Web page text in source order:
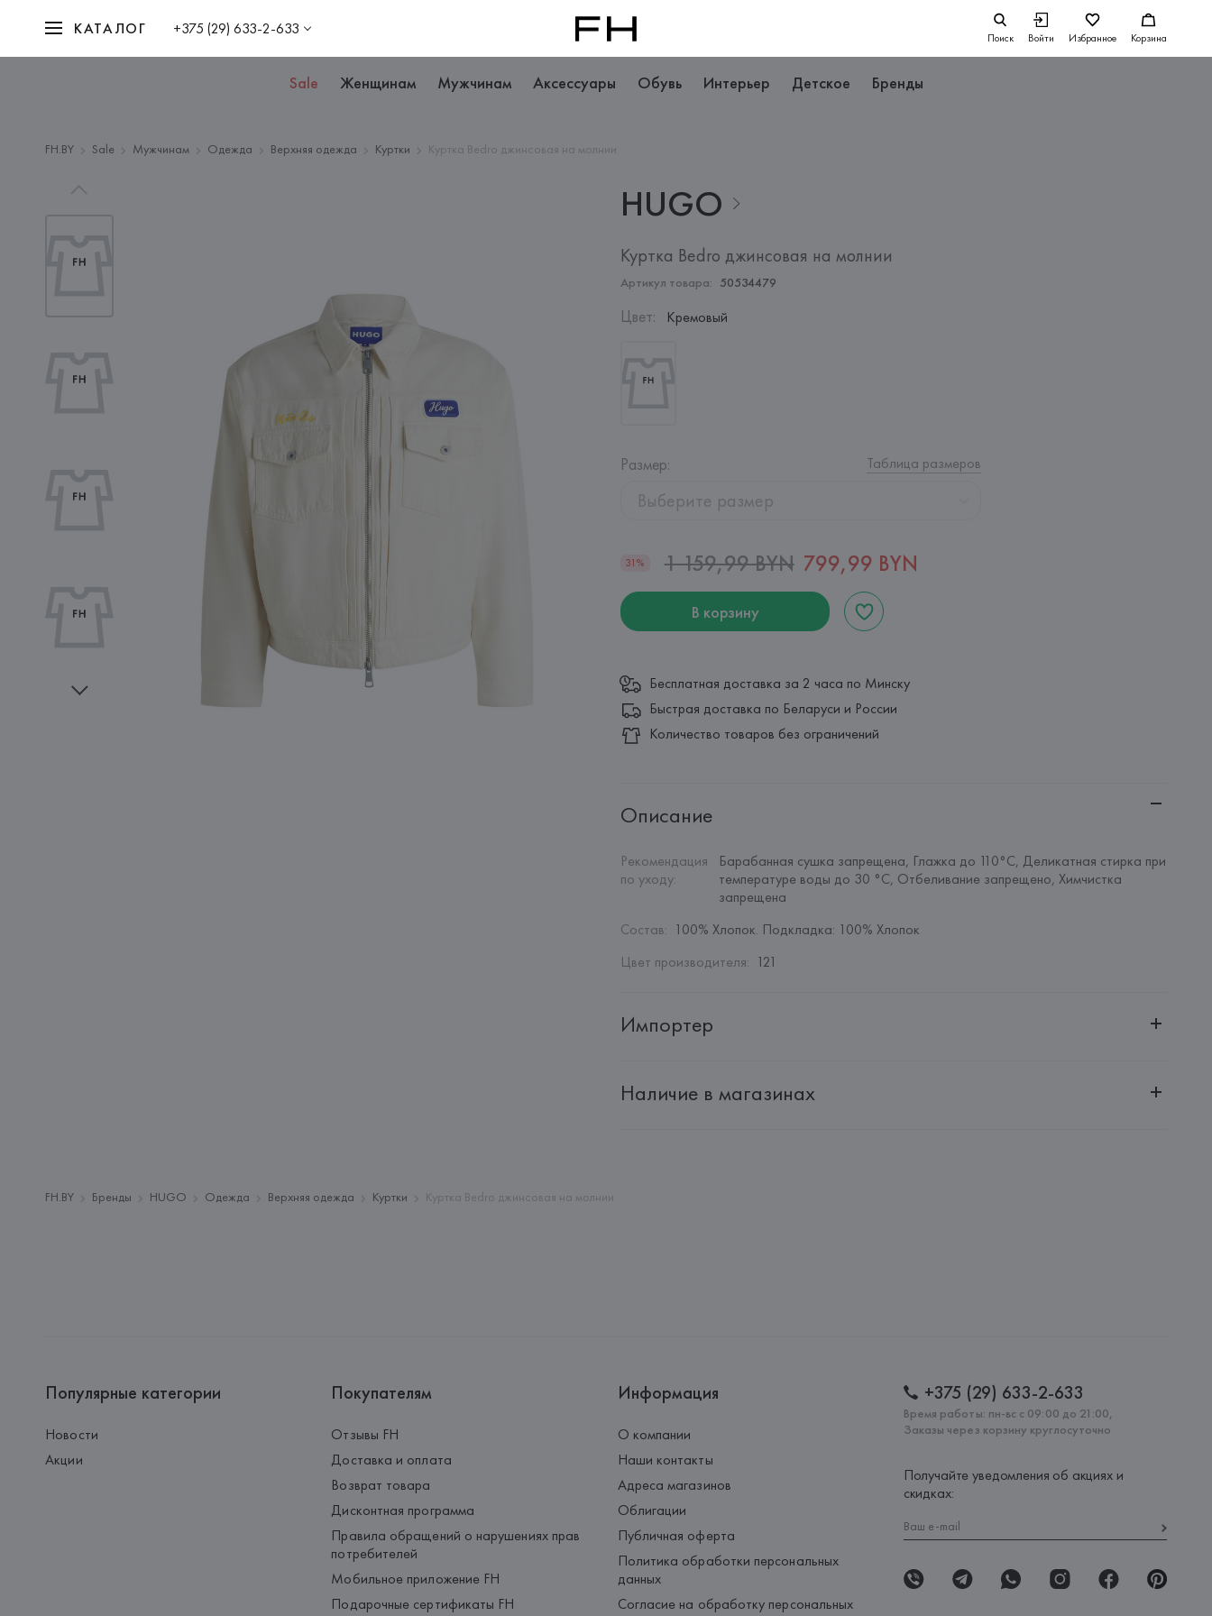
КАТАЛОГ +375 (29) 633-2-633 Поиск Войти Избранное Корзина
Sale Женщинам Мужчинам Аксессуары Обувь Интерьер Детское Бренды
FH.BY Sale Мужчинам Одежда Верхняя одежда Куртки Куртка Bedro джинсовая на молнии
HUGO
Куртка Bedro джинсовая на молнии
Артикул товара: 50534479
Цвет: Кремовый
Размер: Таблица размеров
Выберите размер
31% 1 159,99 BYN 799,99 BYN
В корзину
Бесплатная доставка за 2 часа по Минску
Быстрая доставка по Беларуси и России
Количество товаров без ограничений
Описание
Рекомендация
по уходу:
Барабанная сушка запрещена, Глажка до 110°C, Деликатная стирка при
температуре воды до 30 °C, Отбеливание запрещено, Химчистка
запрещена
Состав: 100% Хлопок. Подкладка: 100% Хлопок
Цвет производителя: 121
Импортер
Адрес: Республика Беларусь, 220051, г. Минск, ул. Рафиева, д. 64, помещение 2-27
Наличие в магазинах
FH.BY Бренды HUGO Одежда Верхняя одежда Куртки Куртка Bedro джинсовая на молнии
Популярные категории
Новости
Акции
Покупателям
Отзывы FH
Доставка и оплата
Возврат товара
Дисконтная программа
Правила обращений о нарушениях прав
потребителей
Мобильное приложение FH
Подарочные сертификаты FH
Информация
О компании
Наши контакты
Адреса магазинов
Облигации
Публичная оферта
Политика обработки персональных
данных
Согласие на обработку персональных
+375 (29) 633-2-633
Время работы: пн-вс с 09:00 до 21:00,
Заказы через корзину круглосуточно
Получайте уведомления об акциях и
скидках: